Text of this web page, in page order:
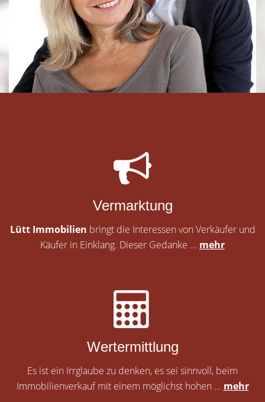
Vermarktung
Lütt Immobilien bringt die Interessen von Verkäufer und
Käufer in Einklang. Dieser Gedanke ... mehr
Wertermittlung
Es ist ein Irrglaube zu denken, es sei sinnvoll, beim
Immobilienverkauf mit einem möglichst hohen ... mehr